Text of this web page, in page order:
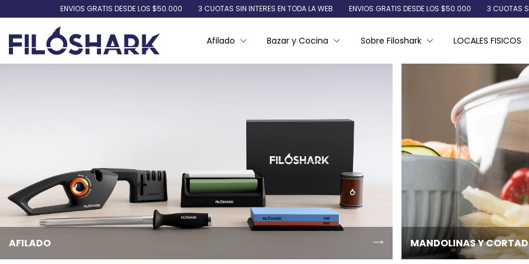
ENVIOS GRATIS DESDE LOS $50.000 3 CUOTAS SIN INTERES EN TODA LA WEB ENVIOS GRATIS DESDE LOS $50.000 3 CUOTAS SIN INTERES
Afilado Bazar y Cocina Sobre Filoshark LOCALES FISICOS
AFILADO MANDOLINAS Y